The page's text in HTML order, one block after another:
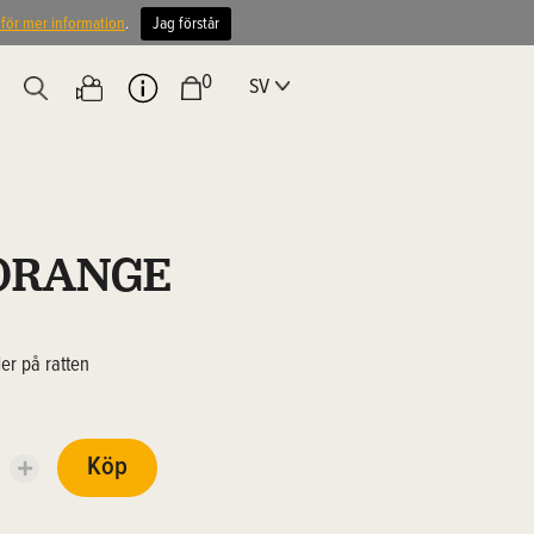
0 SV
på ratten
Köp
mer information. Jag förstår